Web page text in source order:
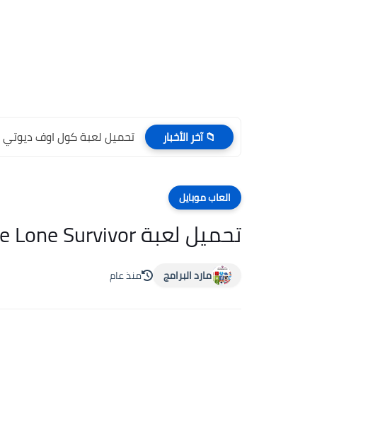
📁 آخر الأخبار تحميل لعبة كول اوف ديوتي Call Of Duty 3 للكمبيوتر...
العاب موبايل
تحميل لعبة Day R Survival Apocalypse Lone Survivor للأندرويد برابط مباشر
مارد البرامج منذ عام